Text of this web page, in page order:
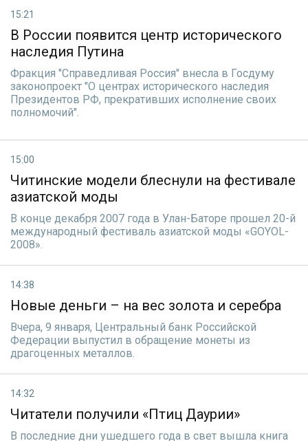
15:21
В России появится центр исторического
наследия Путина
Фракция "Справедливая Россия" внесла в Госдуму
законопроект "О центрах исторического наследия
Президентов РФ, прекративших исполнение своих
полномочий".
15:00
Читинские модели блеснули на фестивале
азиатской моды
В конце декабря 2007 года в Улан-Баторе прошел 20-й
международный фестиваль азиатской моды «GOYOL-
2008».
14:38
Новые деньги – на вес золота и серебра
Вчера, 9 января, Центральный банк Российской
Федерации выпустил в обращение монеты из
драгоценных металлов.
14:32
Читатели получили «Птиц Даурии»
В последние дни ушедшего года в свет вышла книга